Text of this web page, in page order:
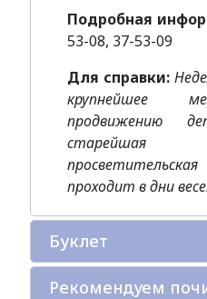
Подробная
53-08, 37-53-09
Для справки:
крупнейшее
продвижению
старейшая
проходит в дни
Буклет
Рекомендуем